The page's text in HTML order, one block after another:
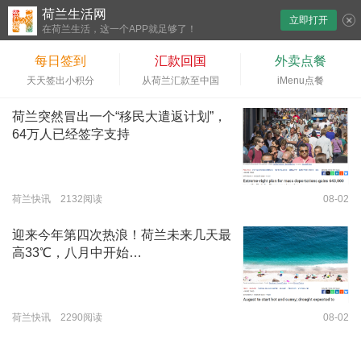
荷兰生活网
在荷兰生活，这一个APP就足够了！
立即打开
每日签到
天天签出小积分
汇款回国
从荷兰汇款至中国
外卖点餐
iMenu点餐
荷兰突然冒出一个“移民大遣返计划”，
64万人已经签字支持
荷兰快讯 2132阅读 08-02
迎来今年第四次热浪！荷兰未来几天最
高33℃，八月中开始…
荷兰快讯 2290阅读 08-02